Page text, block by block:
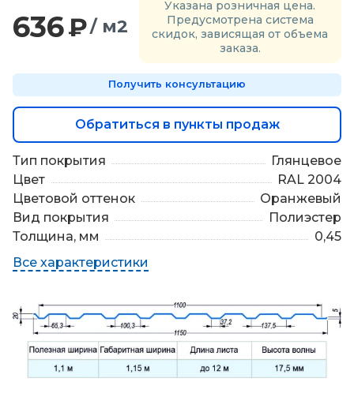
о
д
о
т
р
и
а
л
о
в
636₽/ м2
Указана розничная цена.
Предусмотрена система
скидок, зависящая от объема
заказа.
Получить консультацию
Обратиться в пункты продаж
Тип покрытия
Глянцевое
Цвет
RAL 2004
Цветовой оттенок
Оранжевый
Вид покрытия
Полиэстер
Толщина, мм
0,45
Все характеристики